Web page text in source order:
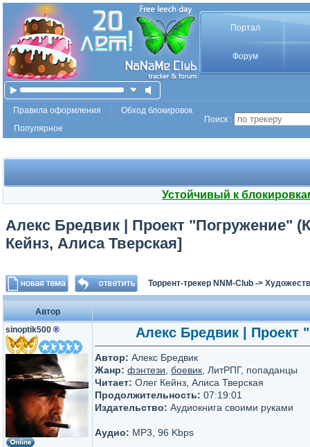
Портал
Форум
Правила оформления
Обход блокировок
Популярное
Поиск :
Устойчивый к
Алекс Бредвик | Проект "Погружение"
Кейнз, Алиса Тверская]
Торрент-трекер NNM-Club ->
Автор
sinoptik500 ® Алекс Бредвик | Проект
Автор: Алекс Бредвик
Жанр: фэнтези боевик , ЛитРПГ, попаданцы
Читает: Олег Кейнз, Алиса Тверская
Продолжительность: 07:19:01
Издательство: Аудиокнига своими руками
Аудио: MP3, 96 Kbps